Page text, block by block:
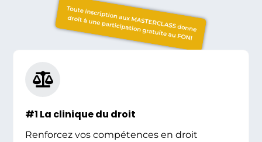
Toute inscription aux MASTERCLASS donne
droit à une participation gratuite au FONI
#1 La clinique du droit
Renforcez vos compétences en droit